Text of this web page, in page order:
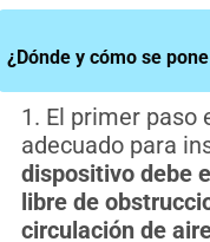
¿Dónde y cómo se
1. El primer paso
adecuado para
dispositivo debe
libre de
circulación de